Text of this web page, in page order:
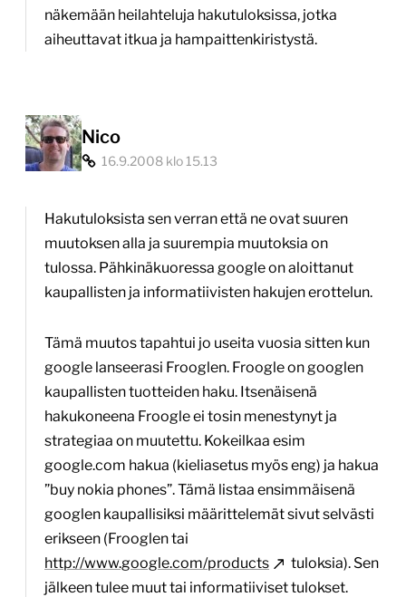
näkemään heilahteluja hakutuloksissa, jotka
aiheuttavat itkua ja hampaittenkiristystä.
Nico
16.9.2008 klo 15.13
Hakutuloksista sen verran että ne ovat suuren
muutoksen alla ja suurempia muutoksia on
tulossa. Pähkinäkuoressa google on aloittanut
kaupallisten ja informatiivisten hakujen erottelun.
Tämä muutos tapahtui jo useita vuosia sitten kun
google lanseerasi Frooglen. Froogle on googlen
kaupallisten tuotteiden haku. Itsenäisenä
hakukoneena Froogle ei tosin menestynyt ja
strategiaa on muutettu. Kokeilkaa esim
google.com hakua (kieliasetus myös eng) ja hakua
”buy nokia phones”. Tämä listaa ensimmäisenä
googlen kaupallisiksi määrittelemät sivut selvästi
erikseen (Frooglen tai
http://www.google.com/products
tuloksia). Sen
jälkeen tulee muut tai informatiiviset tulokset.